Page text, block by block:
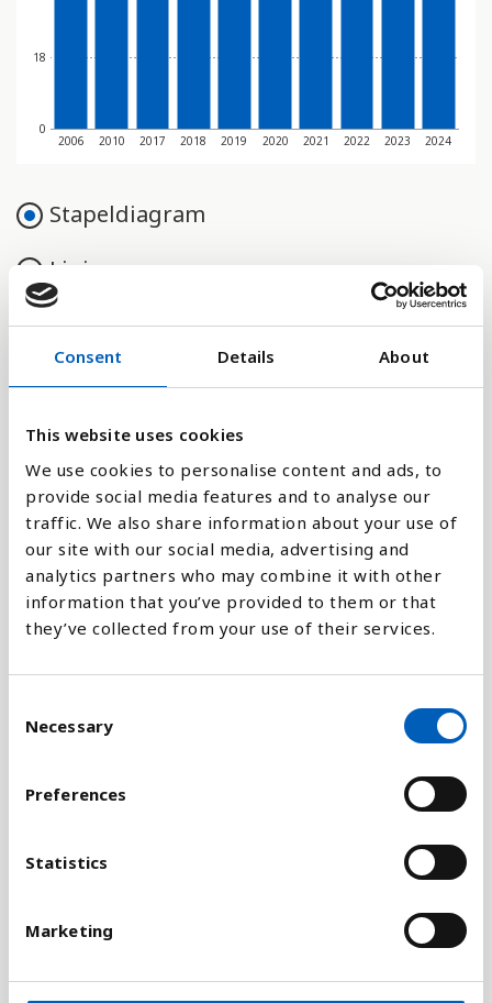
Consent Details About
This website uses cookies
We use cookies to personalise content and ads, to
provide social media features and to analyse our
traffic. We also share information about your use of
our site with our social media, advertising and
analytics partners who may combine it with other
information that you’ve provided to them or that
they’ve collected from your use of their services.
Necessary
Preferences
Statistics
Marketing
0
18
2006 2010 2017 2018 2019 2020 2021 2022 2023 2024
Stapeldiagram
Linje
Platt
Förklaring
En stat betecknas vanligtvis som misslyckad när
Indexet över misslyckade stater baserar sig på 12
stat kan uppnå maximalt 120 poäng på indexet. Ju
fler poäng desto mer misslyckad är staten enligt
statens erbjudande av offentliga tjänster,
ekonomisk utveckling, mänskliga rättigheter,
flyktingar och internflyktingar. Målet med indexet